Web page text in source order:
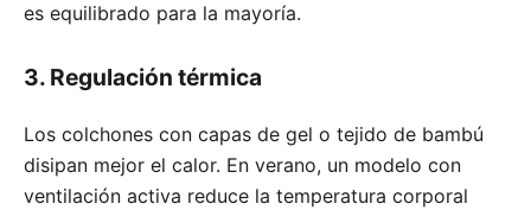
es equilibrado para la mayoría.
3. Regulación térmica
Los colchones con capas de gel o tejido de bambú
disipan mejor el calor. En verano, un modelo con
ventilación activa reduce la temperatura corporal